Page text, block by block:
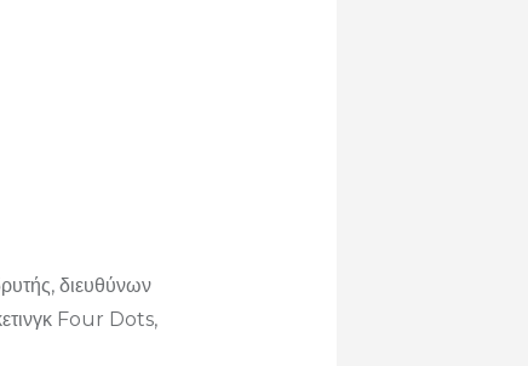
διευθύνων
Four Dots,